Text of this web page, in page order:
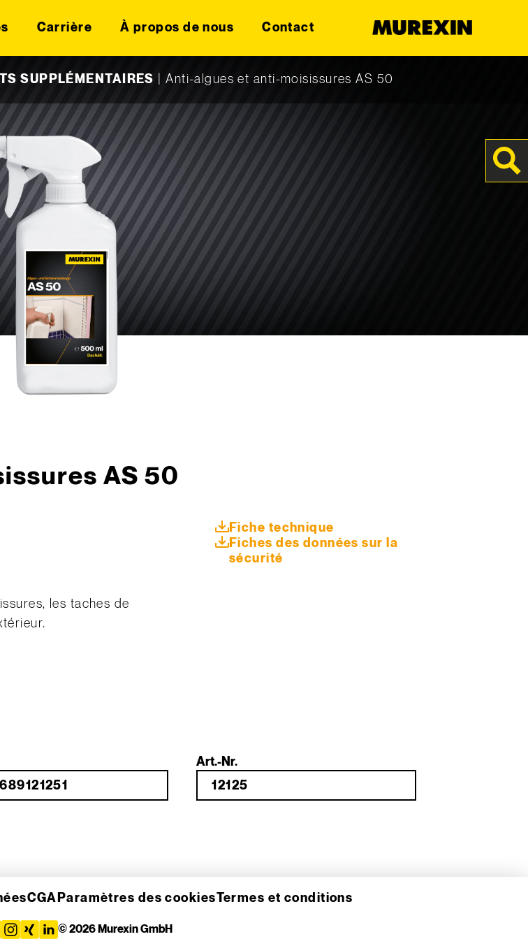
Carrière À propos de nous Contact
SUPPLÉMENTAIRES |Anti-algues et anti-moisissures AS 50
AS 50
les taches de
Fiche technique
Fiches des données sur la
sécurité
Art.-Nr.
CGA Paramètres des cookiesTermes et conditions
© 2026 Murexin GmbH